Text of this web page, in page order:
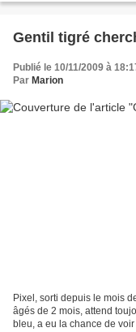
Gentil tigré
Publié le 10/11/2009 à
Par Marion
Pixel, sorti depuis le mois
âgés de 2 mois, attend
bleu, a eu la chance de voir